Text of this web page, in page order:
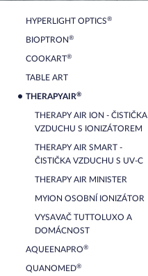
HYPERLIGHT OPTICS®
BIOPTRON®
COOKART®
TABLE ART
THERAPYAIR®
THERAPY AIR ION - ČISTIČKA
VZDUCHU S IONIZÁTOREM
THERAPY AIR SMART -
ČISTIČKA VZDUCHU S UV-C
THERAPY AIR MINISTER
MYION OSOBNÍ IONIZÁTOR
VYSAVAČ TUTTOLUXO A
DOMÁCNOST
AQUEENAPRO®
QUANOMED®